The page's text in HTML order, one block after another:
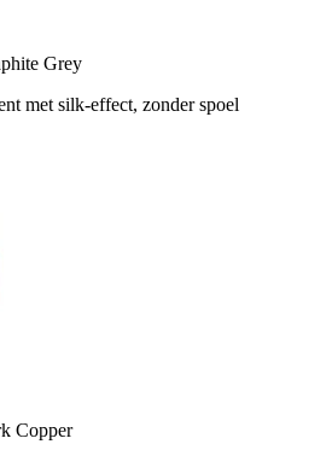
Grey
met silk-effect, zonder spoel
Copper